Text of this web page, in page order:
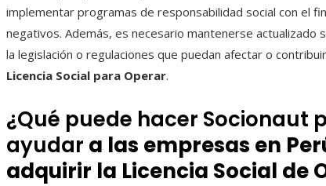
implementar programas de responsabilidad social con el
negativos. Además, es necesario mantenerse actualizado
la legislación o regulaciones que puedan afectar o
Licencia Social para Operar.
¿Qué puede hacer Socionaut
ayudar a las empresas en
adquirir la Licencia Social de